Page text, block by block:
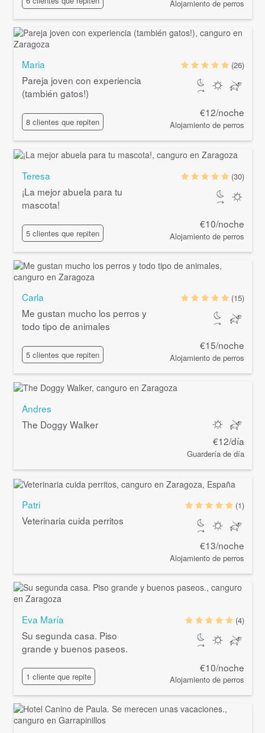
Alojamiento de perros
Maria
Pareja joven con experiencia
(también gatos!)
8 clientes que repiten
(26)
€12/noche
Alojamiento de perros
Teresa
¡La mejor abuela para tu
mascota!
5 clientes que repiten
(30)
€10/noche
Alojamiento de perros
Carla
Me gustan mucho los perros y
todo tipo de animales
5 clientes que repiten
(15)
€15/noche
Alojamiento de perros
Andres
The Doggy Walker
€12/día
Guardería de día
Patri
Veterinaria cuida perritos
(1)
€13/noche
Alojamiento de perros
Eva María
Su segunda casa. Piso
grande y buenos paseos.
1 cliente que repite
(4)
€10/noche
Alojamiento de perros